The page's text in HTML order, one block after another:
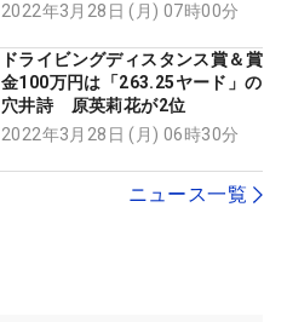
2022年3月28日 (月) 07時00分
ドライビングディスタンス賞＆賞
金100万円は「263.25ヤード」の
穴井詩 原英莉花が2位
2022年3月28日 (月) 06時30分
ニュース一覧